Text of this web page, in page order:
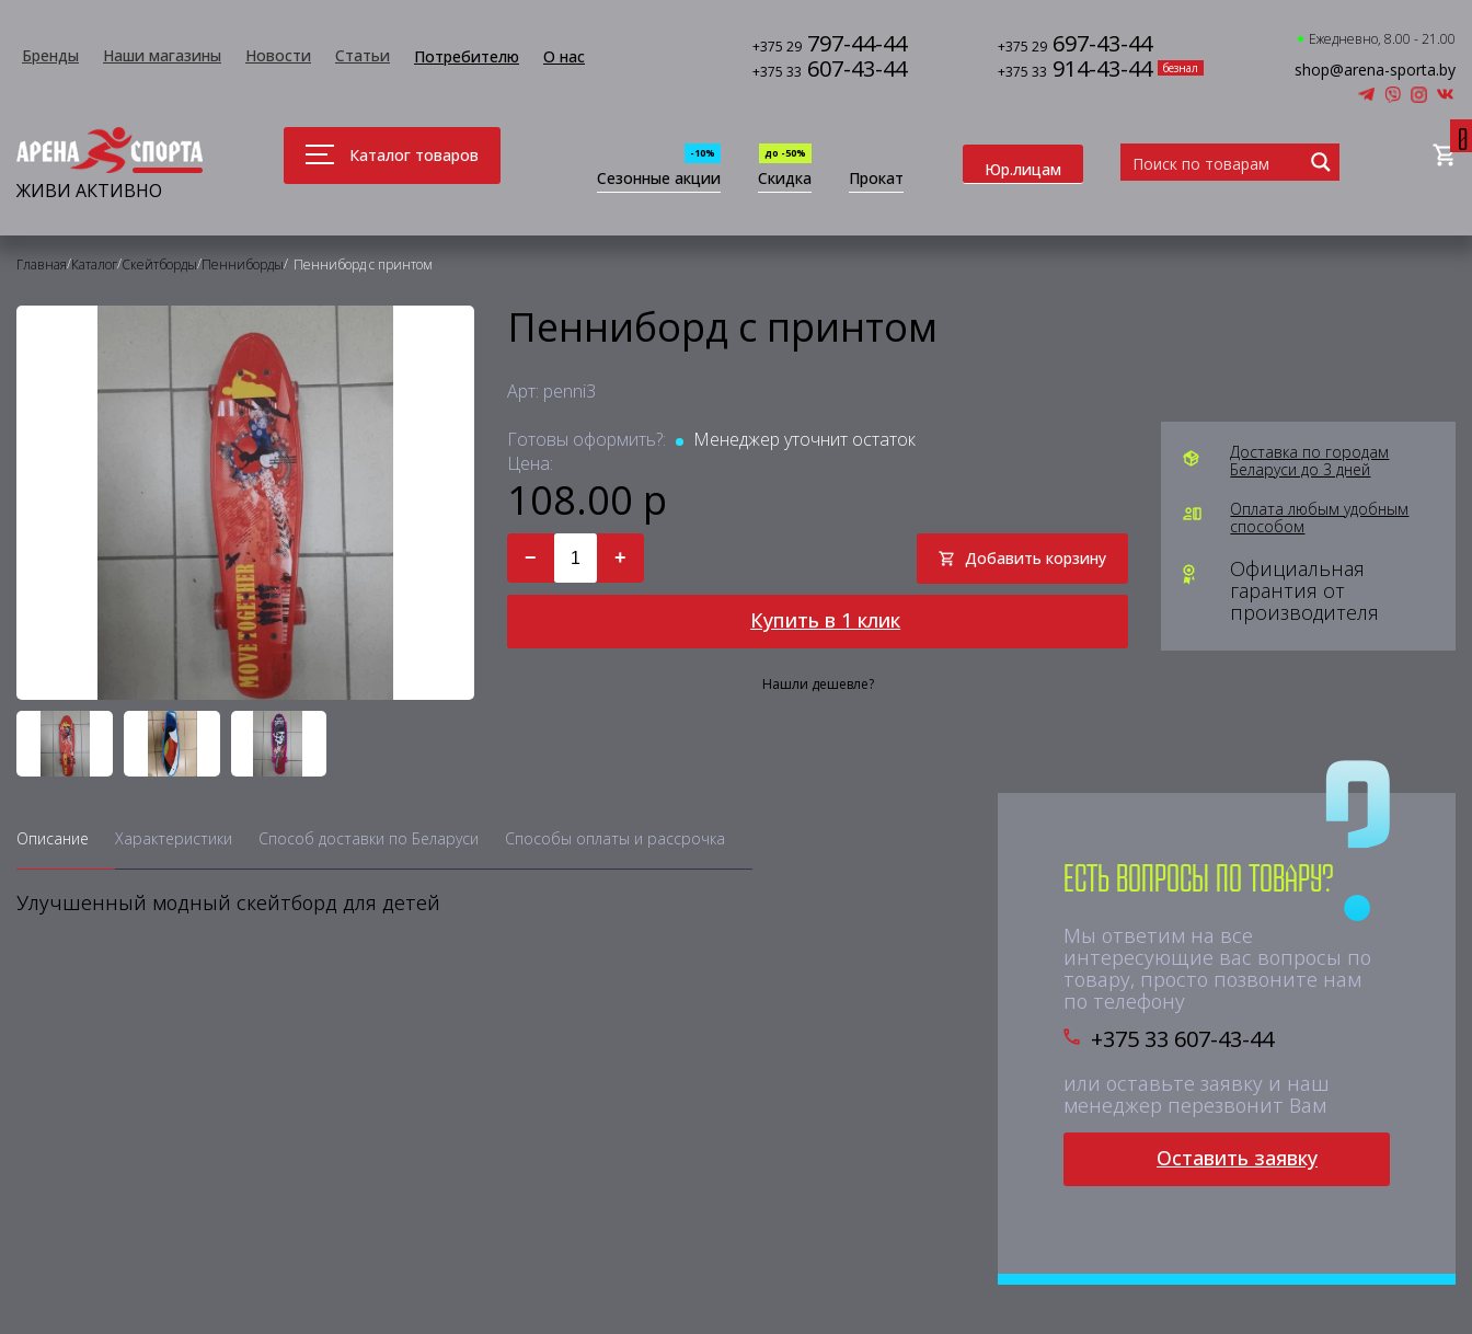
Бренды Наши магазины Новости Статьи Потребителю О нас +375 29 797-44-44 +375 29 697-43-44
+375 33 607-43-44 +375 33 914-43-44 безнал
Ежедневно, 8.00 - 21.00
shop@arena-sporta.by
ЖИВИ АКТИВНО
Каталог товаров
Сезонные акции
-10%
Скидка
до -50%
Прокат Юр.лицам
0
Главная/Каталог/Скейтборды/Пенниборды/ Пенниборд с принтом
Пенниборд с принтом
Арт: penni3
Готовы оформить?:
Менеджер уточнит остаток
Цена:
108.00 р
− + Добавить корзину
Купить в 1 клик
Нашли дешевле?
Доставка по городам
Беларуси до 3 дней
Оплата любым удобным
способом
Официальная
гарантия от
производителя
Описание Характеристики Способ доставки по Беларуси Способы оплаты и рассрочка
Улучшенный модный скейтборд для детей
Есть вопросы по товару?
Мы ответим на все
интересующие вас вопросы по
товару, просто позвоните нам
по телефону
+375 33 607-43-44
или оставьте заявку и наш
менеджер перезвонит Вам
Оставить заявку